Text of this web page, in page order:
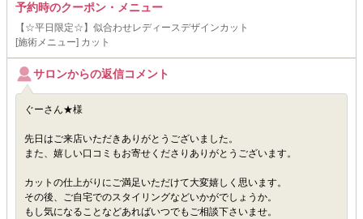
予約時のクーポン・メニュー
【☆平日限定☆】似合わせレディースデザインカット
[施術メニュー] カット
サロンからの返信コメント
ぐーさん★様
先日はご来店いただきありがとうございました。
また、嬉しい口コミもお寄せくださりありがとうございます。
カットの仕上がりにご満足いただけて大変嬉しく思います。
その後、ご自宅でのスタイリングなどいかがでしょうか。
もし気になることなどあればいつでもご相談下さいませ。